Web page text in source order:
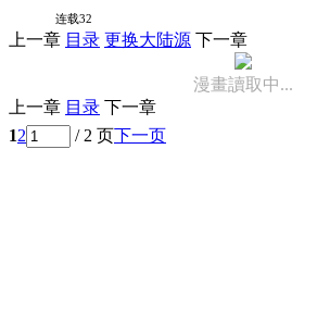
连载32
上一章 目录 更换大陆源 下一章
漫畫讀取中...
上一章 目录 下一章
12 / 2 页下一页